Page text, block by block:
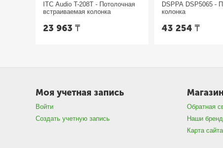
ITC Audio T-208T - Потолочная
встраиваемая колонка
23 963 ₸
DSPPA DSP5065 -
колонка
43 254 ₸
Моя учетная запись
Войти
Создать учетную запись
Магазин
Обратная
Наши
Карта сайта